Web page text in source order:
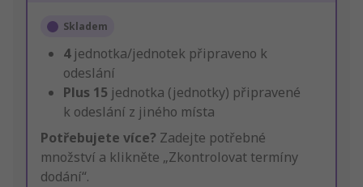
Skladem
4 jednotka/jednotek připraveno k
odeslání
Plus 15 jednotka (jednotky) připravené
k odeslání z jiného místa
Potřebujete více? Zadejte potřebné
množství a klikněte „Zkontrolovat termíny
dodání“.